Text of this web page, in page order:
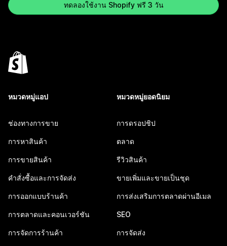
ทดลองใช้งาน Shopify ฟรี 3 วัน
หมวดหมู่แอป
ช่องทางการขาย
การหาสินค้า
การขายสินค้า
คำสั่งซื้อและการจัดส่ง
การออกแบบร้านค้า
การตลาดและคอนเวอร์ชัน
การจัดการร้านค้า
หมวดหมู่ยอดนิยม
การดรอปชิป
ตลาด
รีวิวสินค้า
ขายเพิ่มและขายเป็นชุด
การส่งเสริมการตลาดผ่านอีเมล
SEO
การจัดส่ง